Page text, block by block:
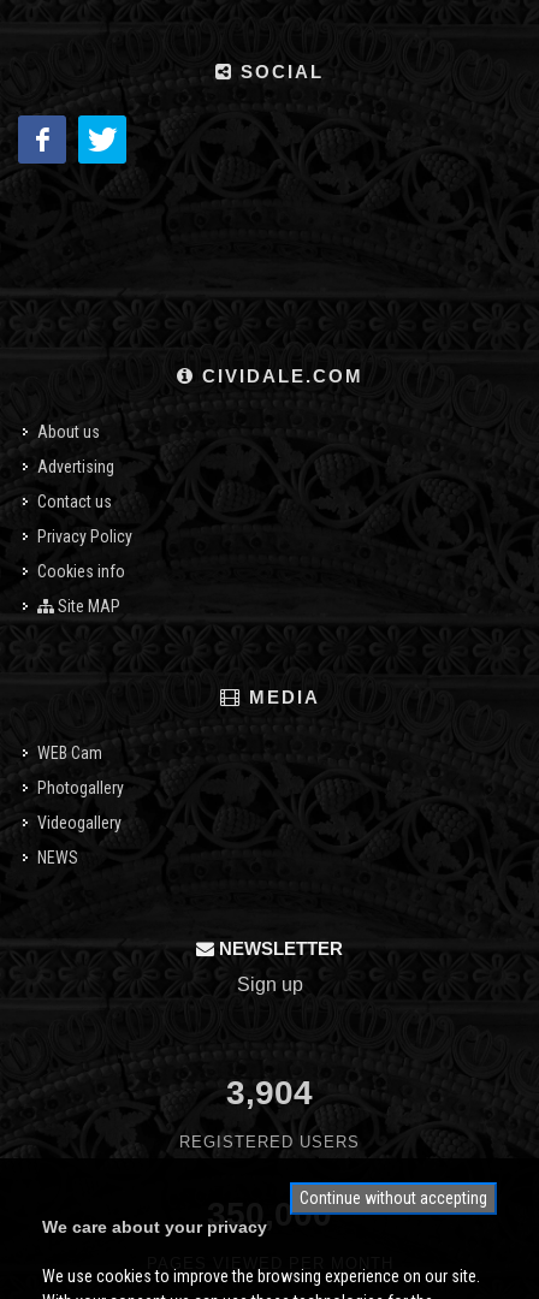
SOCIAL
CIVIDALE.COM
About us
Advertising
Contact us
Privacy Policy
Cookies info
Site MAP
MEDIA
WEB Cam
Photogallery
Videogallery
NEWS
NEWSLETTER
Sign up
3,904
REGISTERED USERS
350,000Continue without accepting
We care about your privacy
We use cookies to improve the browsing experience on our site.